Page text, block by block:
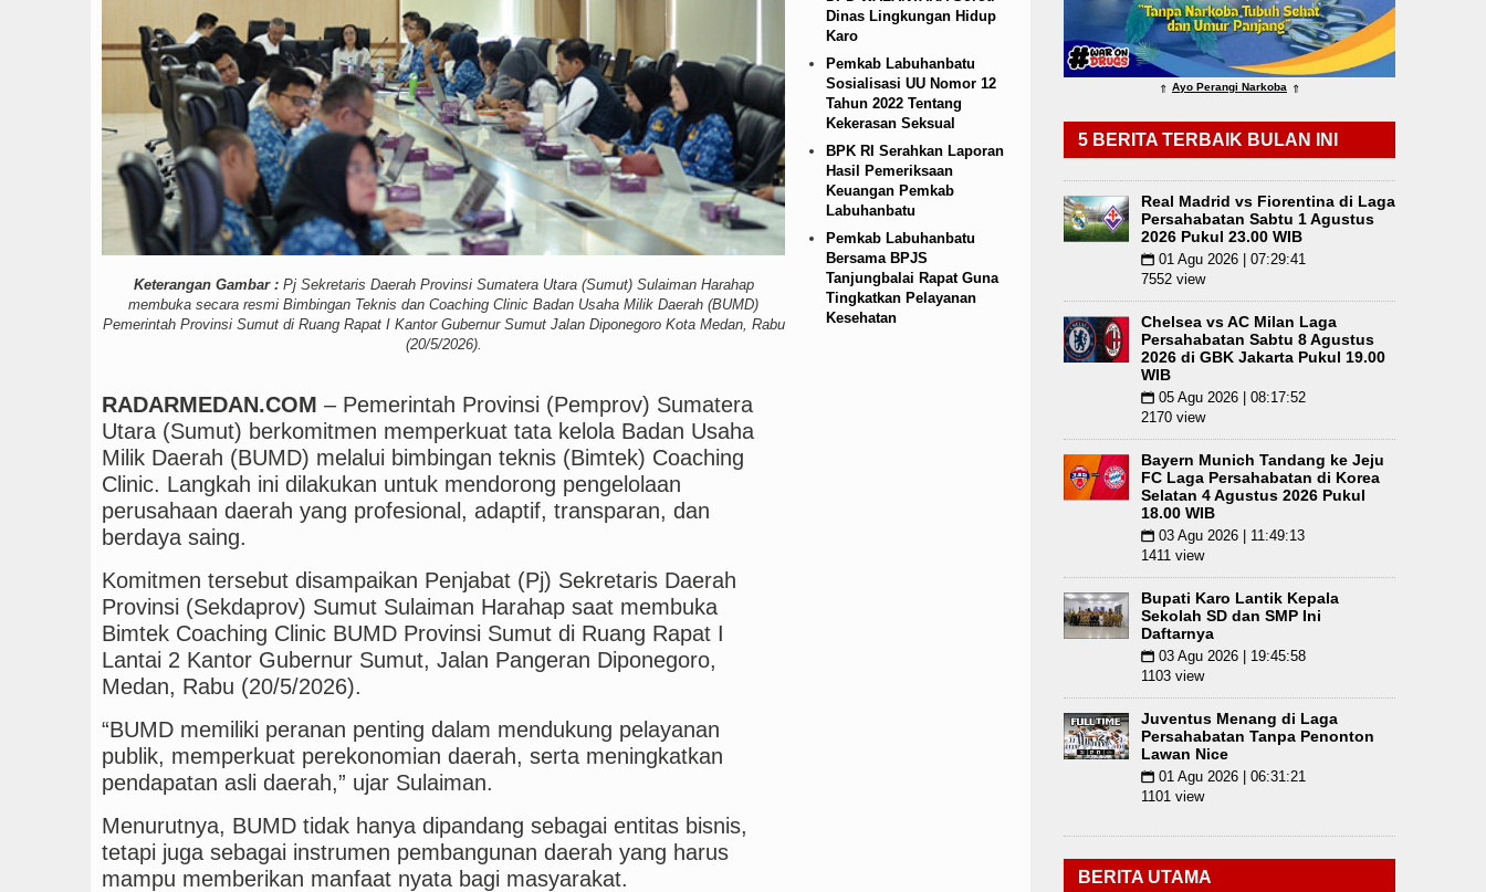
Rico Waas Nonaktifkan Lurah AUR, Tegaskan Tak Toleransi Penyalahgunaan Wewenang Sebut LSL Pengidap HIV/AIDS
Keterangan Gambar :Pj Sekretaris Daerah Provinsi Sumatera Utara (Sumut) Sulaiman Harahap
membuka secara resmi Bimbingan Teknis dan Coaching Clinic Badan Usaha Milik Daerah (BUMD)
Pemerintah Provinsi Sumut di Ruang Rapat I Kantor Gubernur Sumut Jalan Diponegoro Kota Medan, Rabu
(20/5/2026).
RADARMEDAN.COM – Pemerintah Provinsi (Pemprov) Sumatera
Utara (Sumut) berkomitmen memperkuat tata kelola Badan Usaha
Milik Daerah (BUMD) melalui bimbingan teknis (Bimtek) Coaching
Clinic. Langkah ini dilakukan untuk mendorong pengelolaan
perusahaan daerah yang profesional, adaptif, transparan, dan
berdaya saing.
Komitmen tersebut disampaikan Penjabat (Pj) Sekretaris Daerah
Provinsi (Sekdaprov) Sumut Sulaiman Harahap saat membuka
Bimtek Coaching Clinic BUMD Provinsi Sumut di Ruang Rapat I
Lantai 2 Kantor Gubernur Sumut, Jalan Pangeran Diponegoro,
Medan, Rabu (20/5/2026).
“BUMD memiliki peranan penting dalam mendukung pelayanan
publik, memperkuat perekonomian daerah, serta meningkatkan
pendapatan asli daerah,” ujar Sulaiman.
Menurutnya, BUMD tidak hanya dipandang sebagai entitas bisnis,
tetapi juga sebagai instrumen pembangunan daerah yang harus
mampu memberikan manfaat nyata bagi masyarakat.
Dinas Lingkungan Hidup
Karo
Pemkab Labuhanbatu
Sosialisasi UU Nomor 12
Tahun 2022 Tentang
Kekerasan Seksual
BPK RI Serahkan Laporan
Hasil Pemeriksaan
Keuangan Pemkab
Labuhanbatu
Pemkab Labuhanbatu
Bersama BPJS
Tanjungbalai Rapat Guna
Tingkatkan Pelayanan
Kesehatan
⇑ Ayo Perangi Narkoba ⇑
5 BERITA TERBAIK BULAN INI
Real Madrid vs Fiorentina di Laga
Persahabatan Sabtu 1 Agustus
2026 Pukul 23.00 WIB
📅 01 Agu 2026 | 07:29:41
7552 view
Chelsea vs AC Milan Laga
Persahabatan Sabtu 8 Agustus
2026 di GBK Jakarta Pukul 19.00
WIB
📅 05 Agu 2026 | 08:17:52
2170 view
Bayern Munich Tandang ke Jeju
FC Laga Persahabatan di Korea
Selatan 4 Agustus 2026 Pukul
18.00 WIB
📅 03 Agu 2026 | 11:49:13
1411 view
Bupati Karo Lantik Kepala
Sekolah SD dan SMP Ini
Daftarnya
📅 03 Agu 2026 | 19:45:58
1103 view
Juventus Menang di Laga
Persahabatan Tanpa Penonton
Lawan Nice
📅 01 Agu 2026 | 06:31:21
1101 view
BERITA UTAMA